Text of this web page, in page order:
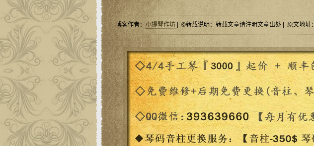
博客作者：小提琴作坊 | ©转载说明：转载文章请注明文章出处 | 原文地址：